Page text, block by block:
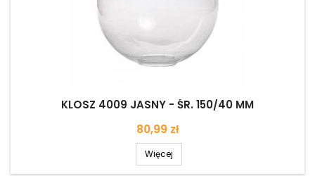
KLOSZ 4009 JASNY - ŚR. 150/40 MM
Cena
80,99 zł
Więcej